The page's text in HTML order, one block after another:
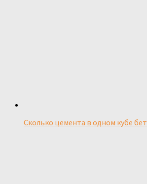
Сколько цемента в одном кубе